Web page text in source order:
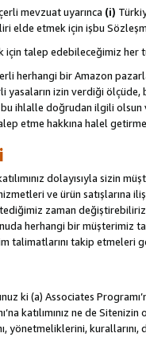
mevzuat uyarınca (i)
elde etmek için işbu
için talep edebileceğimiz
herhangi bir Amazon
izin verdiği
bu ihlalle doğrudan ilgili
etme hakkına halel
dolayısıyla sizin
ve ürün satışlarına
zaman
herhangi bir müşterimiz
talimatlarını takip etmeleri
ki (a) Associates
katılımınız ne de
yönetmeliklerini,